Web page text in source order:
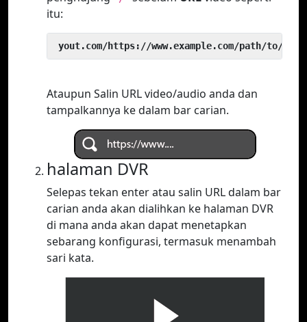
itu:
yout.com/https://www.example.com/path/to/
Ataupun Salin URL video/audio anda dan
tampalkannya ke dalam bar carian.
halaman DVR
Selepas tekan enter atau salin URL dalam bar
carian anda akan dialihkan ke halaman DVR
di mana anda akan dapat menetapkan
sebarang konfigurasi, termasuk menambah
sari kata.